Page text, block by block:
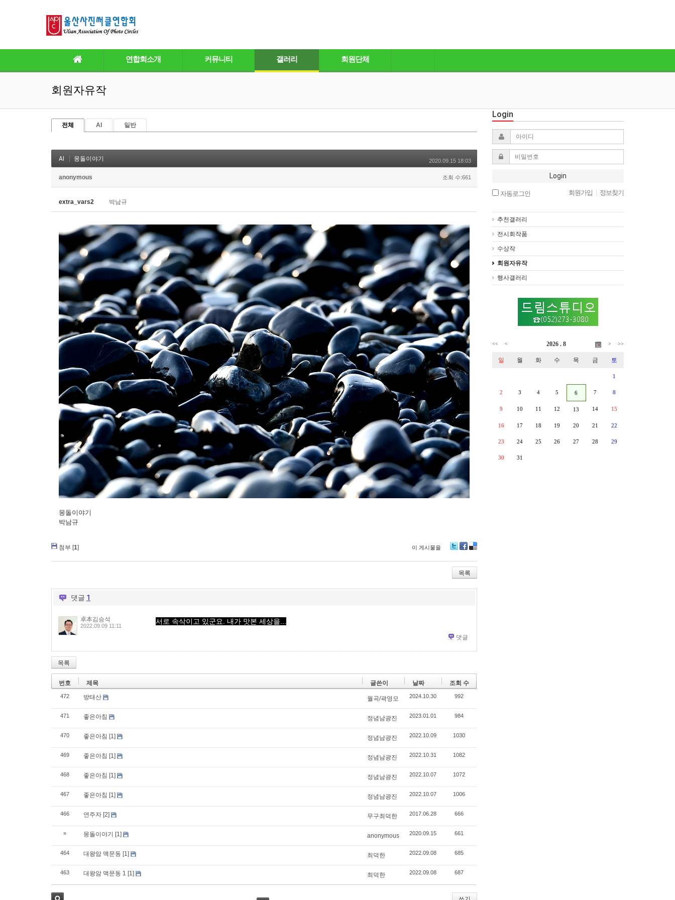
연합회소개 커뮤니티 갤러리 회원단체
회원자유작
전체 AI 일반
AI 몽돌이야기 2020.09.15 18:03
anonymous 조회 수:661
extra_vars2 박남규
몽돌이야기
박남규
첨부 [1] 이 게시물을
itte ce
bo
ok
lici
ou
s
목록
댓글 1
卓本김승석
2022.09.09 11:11
서로 속삭이고 있군요. 내가 맛본 세상을...
댓글
목록
번호 제목 글쓴이 날짜 조회 수
472 방태산 월곡/곽영모 2024.10.30 992
471 좋은아침 정념남광진 2023.01.01 984
470 좋은아침 [1] 정념남광진 2022.10.09 1030
469 좋은아침 [1] 정념남광진 2022.10.31 1082
468 좋은아침 [1] 정념남광진 2022.10.07 1072
467 좋은아침 [1] 정념남광진 2022.10.07 1006
466 연주자 [2] 무구최덕한 2017.06.28 666
» 몽돌이야기 [1] anonymous 2020.09.15 661
464 대왕암 맥문동 [1] 최덕한 2022.09.08 685
463 대왕암 맥문동 1 [1] 최덕한 2022.09.08 687
Login
Login
자동로그인 회원가입 정보찾기
추천갤러리
전시회작품
수상작
회원자유작
행사갤러리
<< < > >>
2026 . 8
일 월 화 수 목 금 토
1
2 3 4 5 6 7 8
9 10 11 12 13 14 15
16 17 18 19 20 21 22
23 24 25 26 27 28 29
30 31